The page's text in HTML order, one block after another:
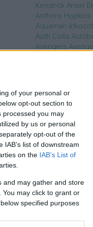
of your personal or
opt-out section to
processed you may
by us or personal
opt-out of the
list of downstream
on the IAB’s List of
and may gather and store
may click to grant or
specified purposes
Kendrick Ansel
Anthony Hopkins
Aquaman
Auth Csilla
Avengers
Az
Az
Hangya és a
beszéde A kis
Notre Dame i
sötét lovag A
szomszéd nője
Baby Driver
Boys Bajos csajok
Baldurs Gate 3
Balogh Mix Stúdió
Mónika Bánfalvi
István Barát Attia